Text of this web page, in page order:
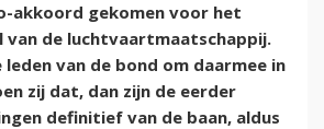
akkoord gekomen voor het
van de luchtvaartmaatschappij.
leden van de bond om daarmee in
zij dat, dan zijn de eerder
definitief van de baan, aldus